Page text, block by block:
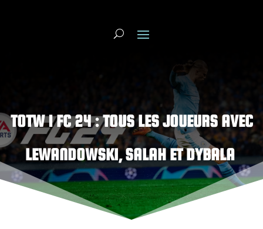
TOTW 1 FC 24 : TOUS LES JOUEURS AVEC
LEWANDOWSKI, SALAH ETDYBALA